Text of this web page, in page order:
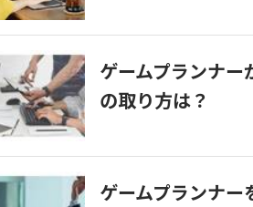
ゲームプランナー
の取り方は？
ゲームプランナー